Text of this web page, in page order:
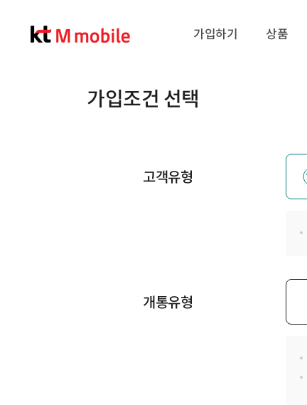
가입하기 상품
가입조건 선택
고객유형
개통유형